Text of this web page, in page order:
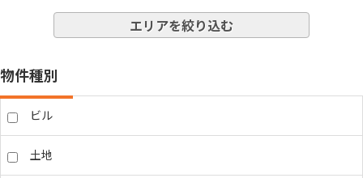
エリアを絞り込む
物件種別
ビル
土地